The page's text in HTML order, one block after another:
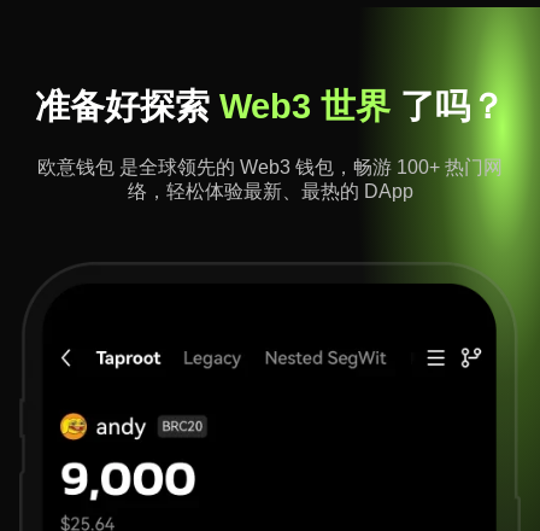
准备好探索 Web3 世界 了吗？
欧意钱包 是全球领先的 Web3 钱包，畅游 100+ 热门网
络，轻松体验最新、最热的 DApp